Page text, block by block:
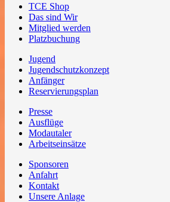
TCE Shop
Das sind Wir
Mitglied werden
Platzbuchung
Jugend
Jugendschutzkonzept
Anfänger
Reservierungsplan
Presse
Ausflüge
Modautaler
Arbeitseinsätze
Sponsoren
Anfahrt
Kontakt
Unsere Anlage